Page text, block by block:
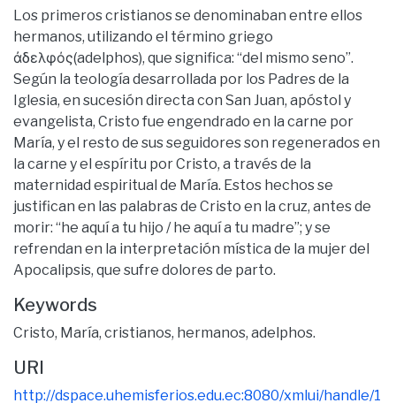
Los primeros cristianos se denominaban entre ellos
hermanos, utilizando el término griego
ἀδελφός(adelphos), que significa: “del mismo seno”.
Según la teología desarrollada por los Padres de la
Iglesia, en sucesión directa con San Juan, apóstol y
evangelista, Cristo fue engendrado en la carne por
María, y el resto de sus seguidores son regenerados en
la carne y el espíritu por Cristo, a través de la
maternidad espiritual de María. Estos hechos se
justifican en las palabras de Cristo en la cruz, antes de
morir: “he aquí a tu hijo / he aquí a tu madre”; y se
refrendan en la interpretación mística de la mujer del
Apocalipsis, que sufre dolores de parto.
Keywords
Cristo, María, cristianos, hermanos, adelphos.
URI
http://dspace.uhemisferios.edu.ec:8080/xmlui/handle/1